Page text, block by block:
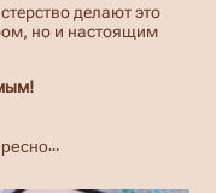
делают это
но и настоящим